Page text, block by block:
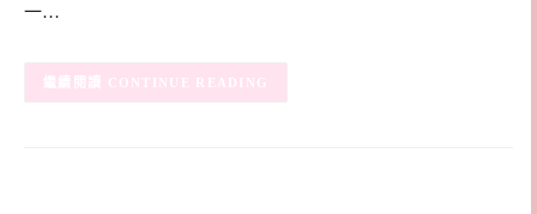
一…
CONTINUE READING